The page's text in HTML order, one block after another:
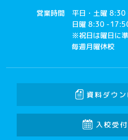
営業時間
平日・土曜
日曜 8:30 -
※祝日は曜日に準
毎週月曜休校
資料ダウン
入校受